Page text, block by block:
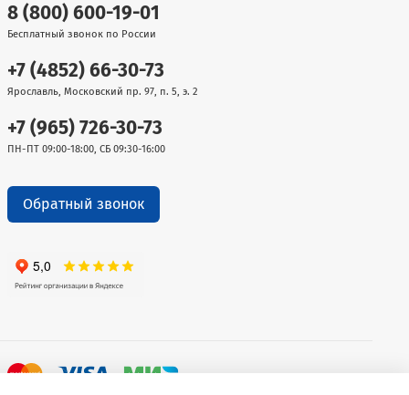
8 (800) 600-19-01
Бесплатный звонок по России
+7 (4852) 66-30-73
Ярославль, Московский пр. 97, п. 5, э. 2
+7 (965) 726-30-73
ПН-ПТ 09:00-18:00, СБ 09:30-16:00
Обратный звонок